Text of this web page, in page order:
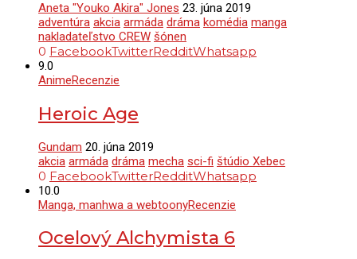
Aneta "Youko Akira" Jones 23. júna 2019
adventúra akcia armáda dráma komédia manga
nakladateľstvo CREW šónen
0 FacebookTwitterRedditWhatsapp
9.0
AnimeRecenzie
Heroic Age
Gundam 20. júna 2019
akcia armáda dráma mecha sci-fi štúdio Xebec
0 FacebookTwitterRedditWhatsapp
10.0
Manga, manhwa a webtoonyRecenzie
Ocelový Alchymista 6